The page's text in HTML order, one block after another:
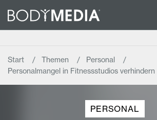
Start Themen
Personal
Personalmangel in Fitnessstudios verhindern
PERSONAL